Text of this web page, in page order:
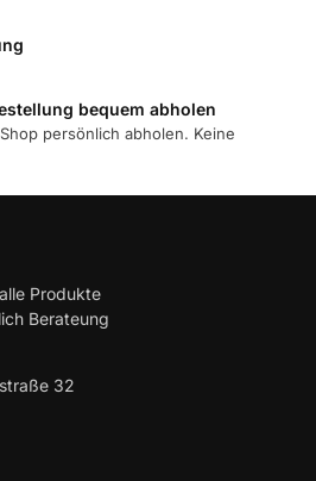
bequem abholen
persönlich abholen. Keine
Produkte
Berateung
32